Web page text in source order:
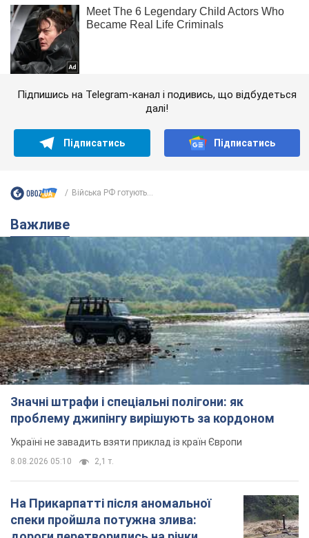
Підпишись на Telegram-канал і подивись, що відбудеться
далі!
Підписатись Підписатись
Війська РФ готують...
Важливе
Значні штрафи і спеціальні полігони: як
проблему джипінгу вирішують за кордоном
Україні не завадить взяти приклад із країн Європи
8.08.2026 05:10 2,1 т.
На Прикарпатті після аномальної
спеки пройшла потужна злива: